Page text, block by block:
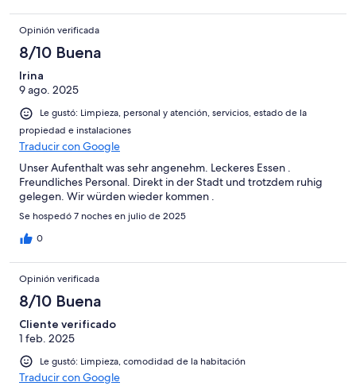
Opinión verificada
8/10 Buena
Irina
9 ago. 2025
Le gustó: Limpieza, personal y atención, servicios, estado de la
propiedad e instalaciones
Traducir con Google
Unser Aufenthalt was sehr angenehm. Leckeres Essen .
Freundliches Personal. Direkt in der Stadt und trotzdem ruhig
gelegen. Wir würden wieder kommen .
Se hospedó 7 noches en julio de 2025
0
Opinión verificada
8/10 Buena
Cliente verificado
1 feb. 2025
Le gustó: Limpieza, comodidad de la habitación
Traducir con Google